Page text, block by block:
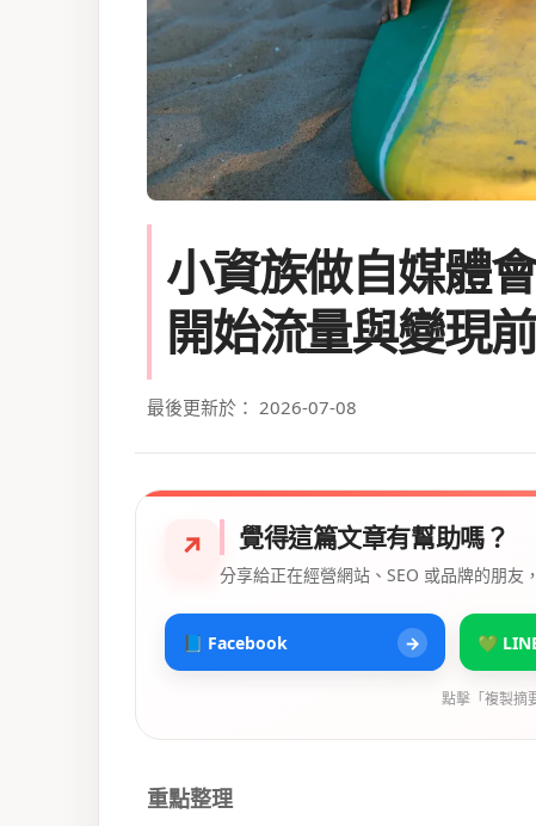
小資族做自媒體
開始流量與變現
最後更新於： 2026-07-08
↗ 覺得這篇文章有幫助嗎？
分享給正在經營網站、SEO 或品牌的朋友
📘 Facebook → 💚
點擊「複製摘
重點整理